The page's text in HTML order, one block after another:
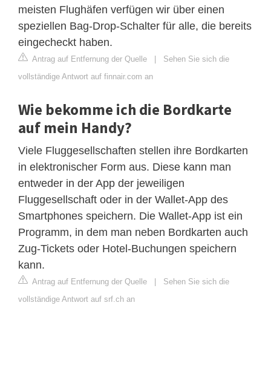
meisten Flughäfen verfügen wir über einen
speziellen Bag-Drop-Schalter für alle, die bereits
eingecheckt haben.
Antrag auf Entfernung der Quelle | Sehen Sie sich die
vollständige Antwort auf finnair.com an
Wie bekomme ich die Bordkarte
auf mein Handy?
Viele Fluggesellschaften stellen ihre Bordkarten
in elektronischer Form aus. Diese kann man
entweder in der App der jeweiligen
Fluggesellschaft oder in der Wallet-App des
Smartphones speichern. Die Wallet-App ist ein
Programm, in dem man neben Bordkarten auch
Zug-Tickets oder Hotel-Buchungen speichern
kann.
Antrag auf Entfernung der Quelle | Sehen Sie sich die
vollständige Antwort auf srf.ch an